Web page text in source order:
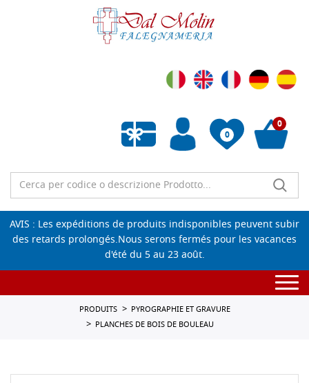
0
Liste de souhaits vide
0
AVIS : Les expéditions de produits indisponibles peuvent subir
des retards prolongés.Nous serons fermés pour les vacances
d'été du 5 au 23 août.
PRODUITS
PYROGRAPHIE ET GRAVURE
PLANCHES DE BOIS DE BOULEAU